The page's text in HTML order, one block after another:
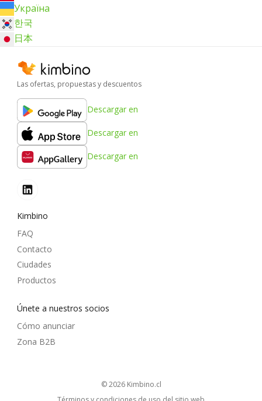
Україна
한국
日本
Las ofertas, propuestas y descuentos
Descargar en
Descargar en
Descargar en
Kimbino
FAQ
Contacto
Ciudades
Productos
Únete a nuestros socios
Cómo anunciar
Zona B2B
© 2026 kimbino.cl